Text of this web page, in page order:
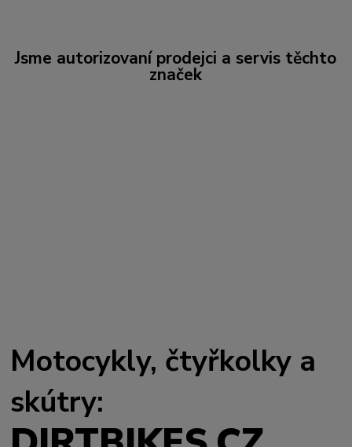
Jsme autorizovaní prodejci a servis těchto
značek
Motocykly, čtyřkolky a
skútry: